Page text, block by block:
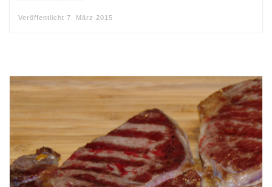
Veröffentlicht 7. März 2015